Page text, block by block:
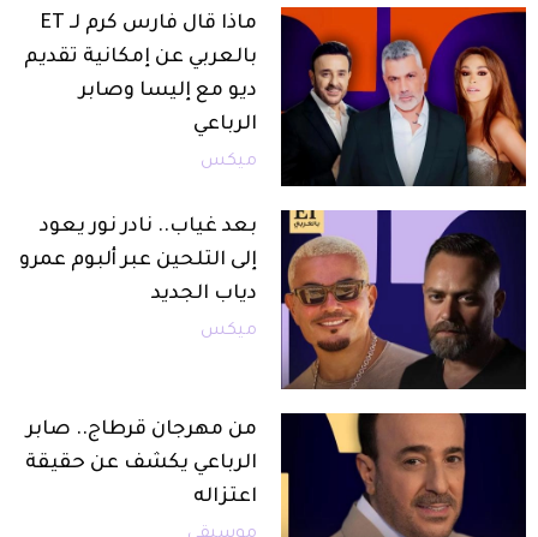
ماذا قال فارس كرم لـ ET
بالعربي عن إمكانية تقديم
ديو مع إليسا وصابر
الرباعي
ميكس
بعد غياب.. نادر نور يعود
إلى التلحين عبر ألبوم عمرو
دياب الجديد
ميكس
من مهرجان قرطاج.. صابر
الرباعي يكشف عن حقيقة
اعتزاله